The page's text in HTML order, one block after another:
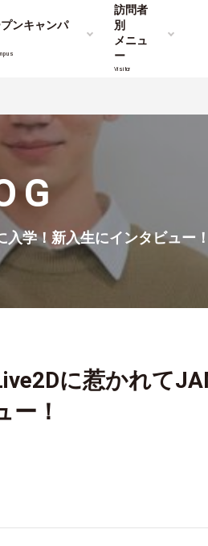
ンキャンパ
訪問者
別
メニュ
ー
Visitor
学！新入生にインタビュー！
に惹かれて
ー！